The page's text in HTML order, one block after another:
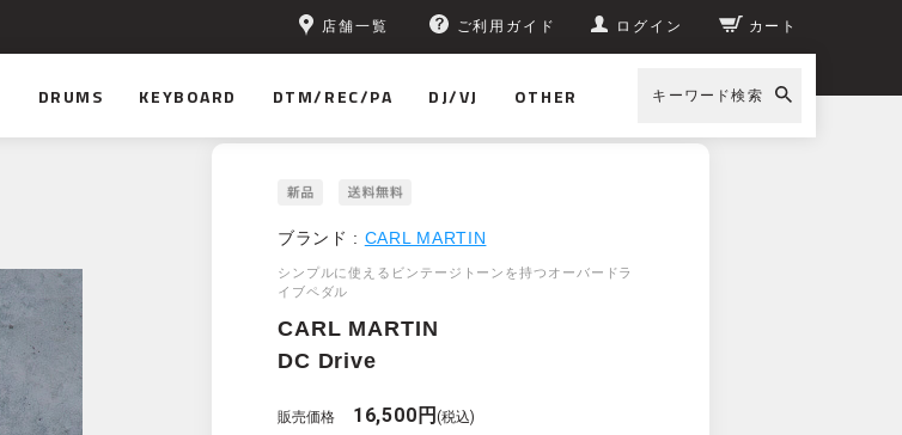
店舗一覧 ご利用ガイド ログイン カート
DRUMS KEYBOARD DTM/REC/PA DJ/VJ OTHER キーワード検索
ブランド : CARL MARTIN
シンプルに使えるビンテージトーンを持つオーバードラ
イブペダル
CARL MARTIN
DC Drive
販売価格 16,500円(税込)